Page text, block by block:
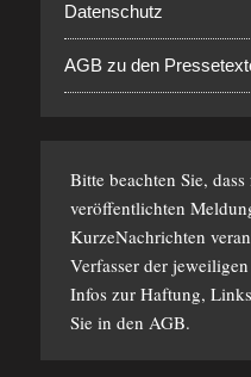
Datenschutz
AGB zu den
Bitte beachten Sie,
veröffentlichten
KurzeNachrichten
Verfasser der
Infos zur Haftung,
Sie in den AGB.